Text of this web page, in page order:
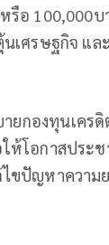
รือ 100,000
นเศรษฐกิจ
ยกองทุนเคร
ห้โอกาสประ
ไขปัญหาควา